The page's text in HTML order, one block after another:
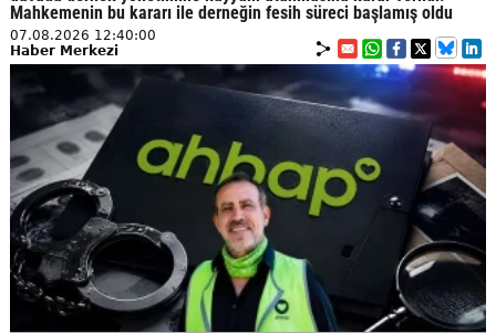
Mahkemenin bu kararı ile derneğin fesih süreci başlamış oldu
07.08.2026 12:40:00
Haber Merkezi